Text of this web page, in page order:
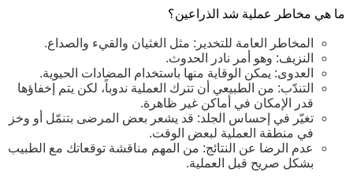
ما هي مخاطر عملية شد الذراعين؟
المخاطر العامة للتخدير: مثل الغثيان والقيء والصداع.
النزيف: وهو أمر نادر الحدوث.
العدوى: يمكن الوقاية منها باستخدام المضادات الحيوية.
التندّب: من الطبيعي أن تترك العملية ندوباً، لكن يتم إخفاؤها
قدر الإمكان في أماكن غير ظاهرة.
تغيّر في إحساس الجلد: قد يشعر بعض المرضى بتنمّل أو وخز
في منطقة العملية لبعض الوقت.
عدم الرضا عن النتائج: من المهم مناقشة توقعاتك مع الطبيب
بشكل صريح قبل العملية.